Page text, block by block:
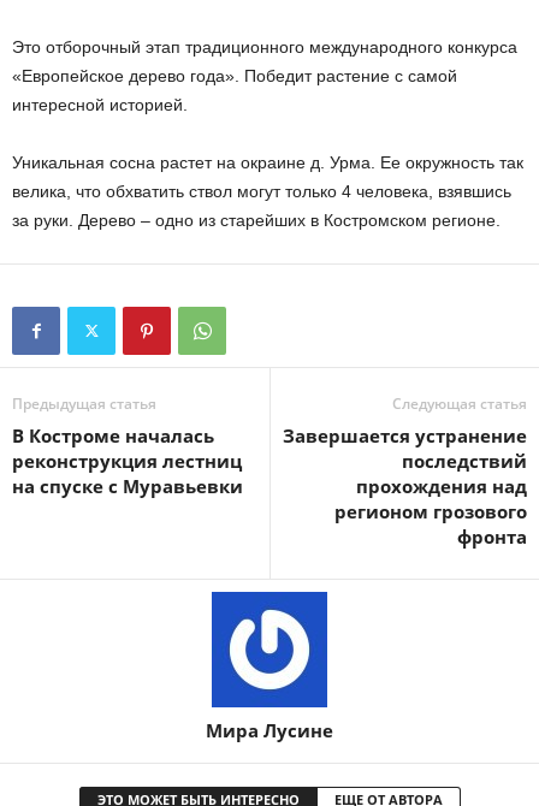
Это отборочный этап традиционного международного конкурса
«Европейское дерево года». Победит растение с самой
интересной историей.
Уникальная сосна растет на окраине д. Урма. Ее окружность так
велика, что обхватить ствол могут только 4 человека, взявшись
за руки. Дерево – одно из старейших в Костромском регионе.
Предыдущая статья
В Костроме началась
реконструкция лестниц
на спуске с Муравьевки
Следующая статья
Завершается устранение
последствий
прохождения над
регионом грозового
фронта
Мира Лусине
ЭТО МОЖЕТ БЫТЬ ИНТЕРЕСНО ЕЩЕ ОТ АВТОРА